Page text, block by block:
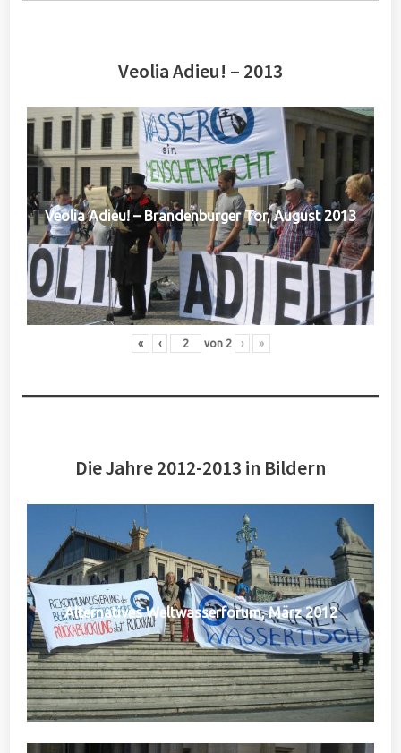
Veolia Adieu! – 2013
Veolia Adieu! – Brandenburger Tor, August 2013
« ‹ von 2 › »
Die Jahre 2012-2013 in Bildern
Alternatives Weltwasserforum, März 2012